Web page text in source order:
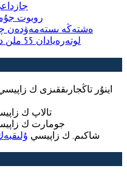
روبوت
ەشتەڭە ىستەمەۋدەن
لوتەرەيادان 55 ملن دوللار ۇتىپ الدى
اينۇر تاڭجارىققىزى ك
تالاپ ك
جومارت ك
شاكىم. ك زاپيسي